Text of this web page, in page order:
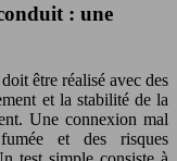
: une
être réalisé avec des
et la stabilité de la
Une connexion mal
et des risques